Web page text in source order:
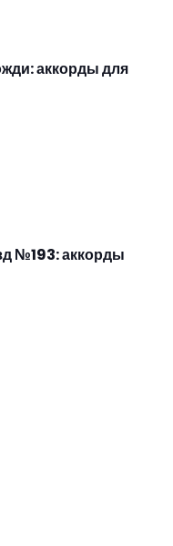
аккорды для
№193: аккорды